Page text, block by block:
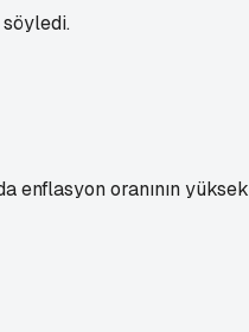
enflasyon oranının